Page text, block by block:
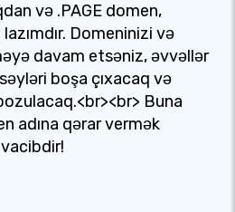
və .PAGE domen,
Domeninizi və
davam etsəniz, əvvəllər
boşa çıxacaq və
Buna
adına qərar vermək